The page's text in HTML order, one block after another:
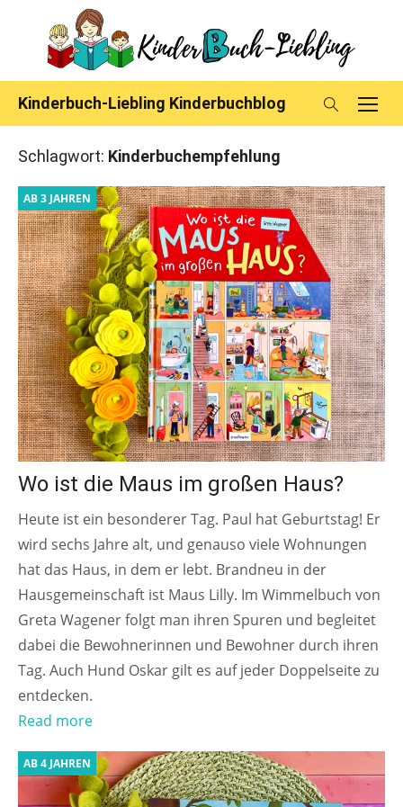
content
Kinderbuch-Liebling Kinderbuchblog
Schlagwort: Kinderbuchempfehlung
AB 3 JAHREN
Wo ist die Maus im großen Haus?
Heute ist ein besonderer Tag. Paul hat Geburtstag! Er
wird sechs Jahre alt, und genauso viele Wohnungen
hat das Haus, in dem er lebt. Brandneu in der
Hausgemeinschaft ist Maus Lilly. Im Wimmelbuch von
Greta Wagener folgt man ihren Spuren und begleitet
dabei die Bewohnerinnen und Bewohner durch ihren
Tag. Auch Hund Oskar gilt es auf jeder Doppelseite zu
entdecken.
Read more
AB 4 JAHREN